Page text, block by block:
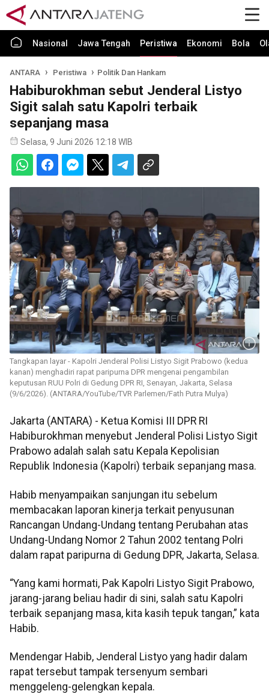
Nasional Jawa Tengah Peristiwa Ekonomi Bola
ANTARA Peristiwa Politik Dan Hankam
Habiburokhman sebut Jenderal Listyo
Sigit salah satu Kapolri terbaik
sepanjang masa
Selasa, 9 Juni 2026 12:18 WIB
Tangkapan layar - Kapolri Jenderal Polisi Listyo Sigit Prabowo (kedua
kanan) menghadiri rapat paripurna DPR mengenai pengambilan
keputusan RUU Polri di Gedung DPR RI, Senayan, Jakarta, Selasa
(9/6/2026). (ANTARA/YouTube/TVR Parlemen/Fath Putra Mulya)
Jakarta (ANTARA) - Ketua Komisi III DPR RI
Habiburokhman menyebut Jenderal Polisi Listyo Sigit
Prabowo adalah salah satu Kepala Kepolisian
Republik Indonesia (Kapolri) terbaik sepanjang masa.
Habib menyampaikan sanjungan itu sebelum
membacakan laporan kinerja terkait penyusunan
Rancangan Undang-Undang tentang Perubahan atas
Undang-Undang Nomor 2 Tahun 2002 tentang Polri
dalam rapat paripurna di Gedung DPR, Jakarta, Selasa.
“Yang kami hormati, Pak Kapolri Listyo Sigit Prabowo,
jarang-jarang beliau hadir di sini, salah satu Kapolri
terbaik sepanjang masa, kita kasih tepuk tangan,” kata
Habib.
Mendengar Habib, Jenderal Listyo yang hadir dalam
rapat tersebut tampak tersenyum sembari
menggeleng-gelengkan kepala.